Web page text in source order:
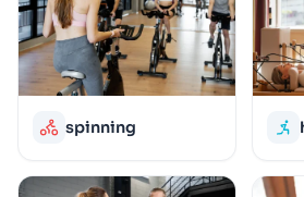
spinning